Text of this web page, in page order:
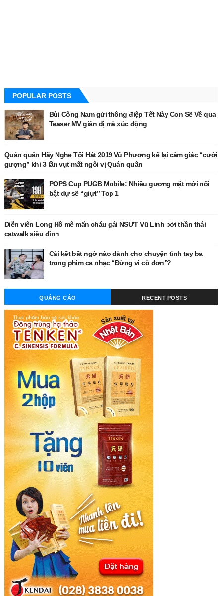
POPULAR POSTS
Bùi Công Nam gửi thông điệp Tết Này Con Sẽ Về qua
Teaser MV giản dị mà xúc động
Quán quân Hãy Nghe Tôi Hát 2019 Vũ Phương kể lại cảm giác “cười
gượng” khi 3 lần vụt mất ngôi vị Quán quân
POPS Cup PUGB Mobile: Nhiều gương mặt mới nổi
bật dự sẽ “giựt” Top 1
Diễn viên Long Hồ mê mẩn cháu gái NSƯT Vũ Linh bởi thần thái
catwalk siêu đỉnh
Cái kết bất ngờ nào dành cho chuyện tình tay ba
trong phim ca nhạc “Đừng vì cô đơn”?
QUẢNG CÁO RECENT POSTS